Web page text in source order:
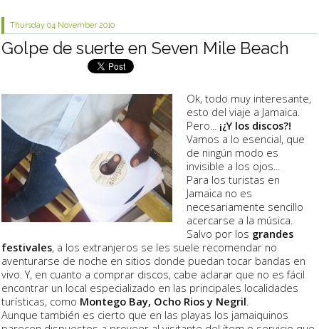
Thursday 04 November 2010
Golpe de suerte en Seven Mile Beach
Ok, todo muy interesante,
esto del viaje a Jamaica.
Pero... ¡¿Y los discos?!
Vamos a lo esencial, que
de ningún modo es
invisible a los ojos...
Para los turistas en
Jamaica no es
necesariamente sencillo
acercarse a la música.
Salvo por los grandes
festivales, a los extranjeros se les suele recomendar no
aventurarse de noche en sitios donde puedan tocar bandas en
vivo. Y, en cuanto a comprar discos, cabe aclarar que no es fácil
encontrar un local especializado en las principales localidades
turísticas, como Montego Bay, Ocho Rios y Negril.
Aunque también es cierto que en las playas los jamaiquinos